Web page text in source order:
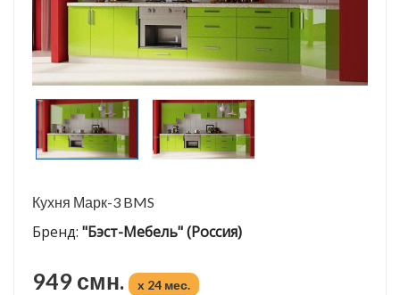
Кухня Марк-3 BMS
Бренд: "Бэст-Мебель" (Россия)
949 смн. x 24 мес.